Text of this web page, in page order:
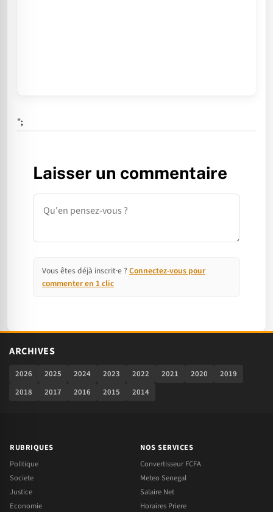
";
Laisser un commentaire
Commentaire
Vous êtes déjà inscrit·e ? Connectez-vous pour
commenter en 1 clic
ARCHIVES
2026 2025 2024 2023 2022 2021 2020
2019
2018
2017 2016 2015 2014
RUBRIQUES
Politique
Societe
Justice
Economie
NOS SERVICES
Convertisseur FCFA
Meteo Senegal
Salaire Net
Horaires Priere